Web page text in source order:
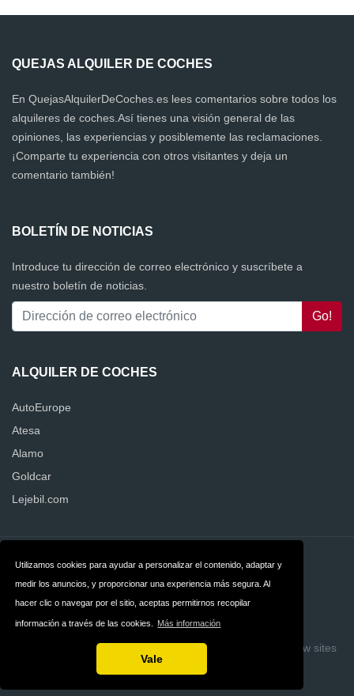
Utilizamos cookies para ayudar a personalizar el contenido, adaptar y
medir los anuncios, y proporcionar una experiencia más segura. Al
hacer clic o navegar por el sitio, aceptas permitirnos recopilar
información a través de las cookies. Más información
Vale
QUEJAS ALQUILER DE COCHES
En QuejasAlquilerDeCoches.es lees comentarios sobre todos los
alquileres de coches.Así tienes una visión general de las
opiniones, las experiencias y posiblemente las reclamaciones.
¡Comparte tu experiencia con otros visitantes y deja un
comentario también!
BOLETÍN DE NOTICIAS
Introduce tu dirección de correo electrónico y suscríbete a
nuestro boletín de noticias.
ALQUILER DE COCHES
AutoEurope
Atesa
Alamo
Goldcar
Lejebil.com
Contacto Privacidad
Términos y
Copyright © 2026 Quejas Alquiler de Coches
Build review sites
with ReviewTycoon